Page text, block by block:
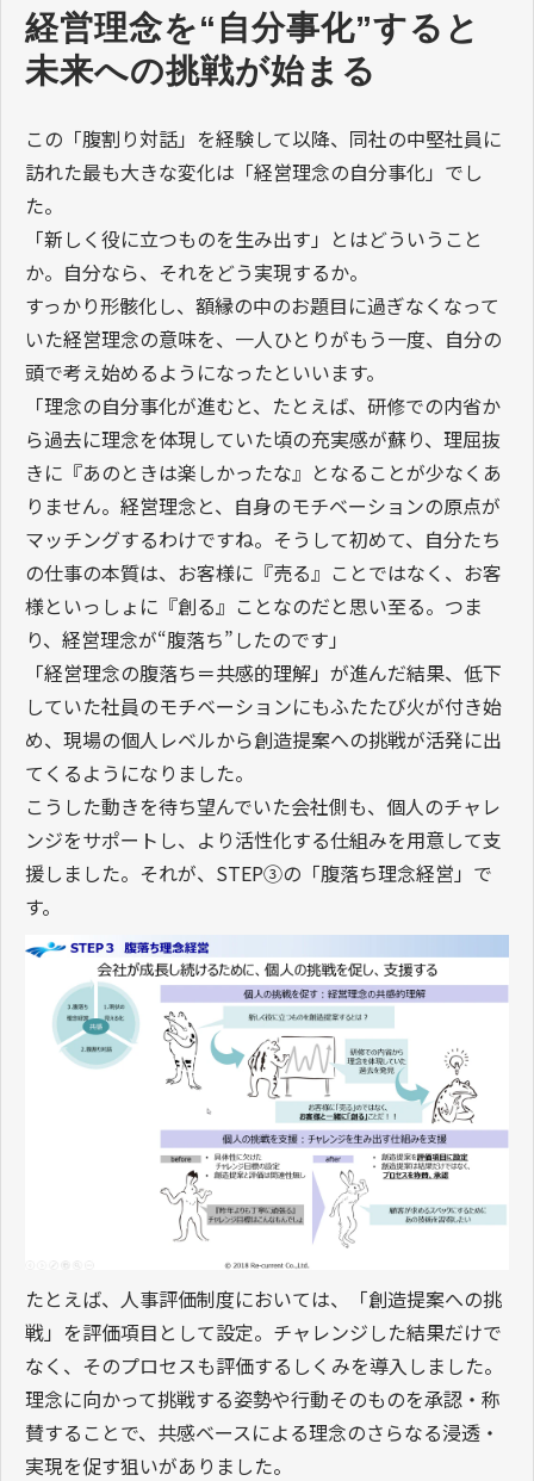
経営理念を“自分事化”すると
未来への挑戦が始まる
この「腹割り対話」を経験して以降、同社の中堅社員に
訪れた最も大きな変化は「経営理念の自分事化」でし
た。
「新しく役に立つものを生み出す」とはどういうこと
か。自分なら、それをどう実現するか。
すっかり形骸化し、額縁の中のお題目に過ぎなくなって
いた経営理念の意味を、一人ひとりがもう一度、自分の
頭で考え始めるようになったといいます。
「理念の自分事化が進むと、たとえば、研修での内省か
ら過去に理念を体現していた頃の充実感が蘇り、理屈抜
きに『あのときは楽しかったな』となることが少なくあ
りません。経営理念と、自身のモチベーションの原点が
マッチングするわけですね。そうして初めて、自分たち
の仕事の本質は、お客様に『売る』ことではなく、お客
様といっしょに『創る』ことなのだと思い至る。つま
り、経営理念が“腹落ち”したのです」
「経営理念の腹落ち＝共感的理解」が進んだ結果、低下
していた社員のモチベーションにもふたたび火が付き始
め、現場の個人レベルから創造提案への挑戦が活発に出
てくるようになりました。
こうした動きを待ち望んでいた会社側も、個人のチャレ
ンジをサポートし、より活性化する仕組みを用意して支
援しました。それが、STEP③の「腹落ち理念経営」で
す。
たとえば、人事評価制度においては、「創造提案への挑
戦」を評価項目として設定。チャレンジした結果だけで
なく、そのプロセスも評価するしくみを導入しました。
理念に向かって挑戦する姿勢や行動そのものを承認・称
賛することで、共感ベースによる理念のさらなる浸透・
実現を促す狙いがありました。